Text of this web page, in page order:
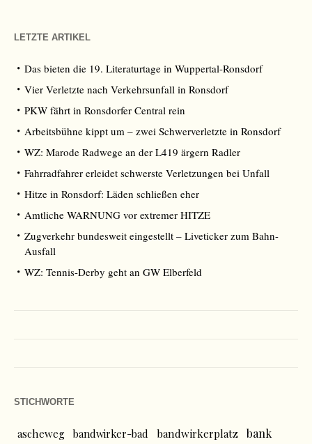
LETZTE ARTIKEL
Das bieten die 19. Literaturtage in Wuppertal-Ronsdorf
Vier Verletzte nach Verkehrsunfall in Ronsdorf
PKW fährt in Ronsdorfer Central rein
Arbeitsbühne kippt um – zwei Schwerverletzte in Ronsdorf
WZ: Marode Radwege an der L419 ärgern Radler
Fahrradfahrer erleidet schwerste Verletzungen bei Unfall
Hitze in Ronsdorf: Läden schließen eher
Amtliche WARNUNG vor extremer HITZE
Zugverkehr bundesweit eingestellt – Liveticker zum Bahn-
Ausfall
WZ: Tennis-Derby geht an GW Elberfeld
STICHWORTE
ascheweg bandwirker-bad bandwirkerplatz bank